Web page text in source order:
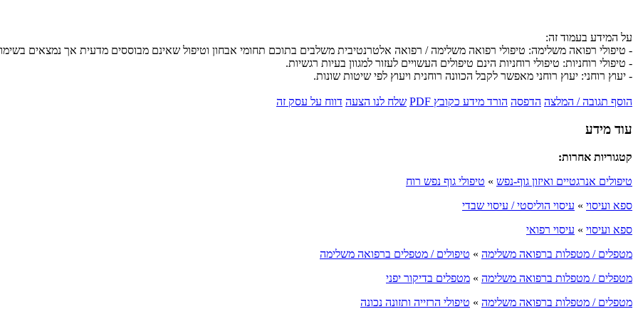
על המידע בעמוד זה:
- טיפולי רפואה משלימה: טיפולי רפואה משלימה / רפואה אלטרנטיבית משלבים בתוכם תחומי אבחון וטיפול שאינם מבוססים מדעית אך נמצאים
- טיפולי רוחניות: טיפולי רוחניות הינם טיפולים העשויים לעזור למגוון בעיות רגשיות.
- יעוץ רוחני: יעוץ רוחני מאפשר לקבל הכוונה רוחנית ויעוץ לפי שיטות שונות.
הוסף תגובה / המלצה הדפסה הורד מידע כקובץ PDF שלח לנו הצעה דווח על עסק זה
עוד מידע
קטגוריות אחרות:
טיפולים אנרגטיים ואיזון גוף-נפש » טיפולי גוף נפש רוח
ספא ועיסוי » עיסוי הוליסטי / עיסוי שבדי
ספא ועיסוי » עיסוי רפואי
מטפלים / מטפלות ברפואה משלימה » טיפולים / מטפלים ברפואה משלימה
מטפלים / מטפלות ברפואה משלימה » מטפלים בדיקור יפני
מטפלים / מטפלות ברפואה משלימה » טיפולי הרזייה ותזונה נכונה